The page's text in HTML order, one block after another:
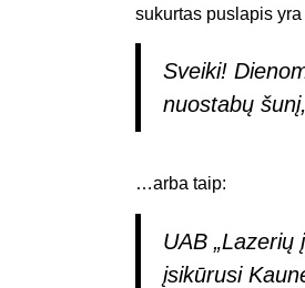
sukurtas puslapis
Sveiki!
nuostabų
…arba taip:
UAB
įsikūrusi